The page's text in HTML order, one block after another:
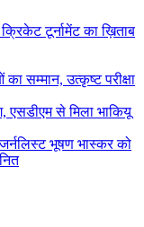
टूर्नामेंट का ख़िताब
सम्मान, उत्कृष्ट परीक्षा
एसडीएम से मिला भाकियू
भूषण भास्कर को